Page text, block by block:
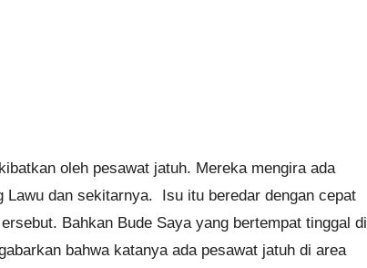
oleh pesawat jatuh. Mereka mengira ada
Lawu dan sekitarnya. Isu itu beredar dengan cepat
Bahkan Bude Saya yang bertempat tinggal di
bahwa katanya ada pesawat jatuh di area